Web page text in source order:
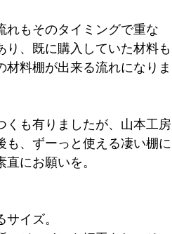
れもそのタイミングで重な
り、既に購入していた材料も
料棚が出来る流れになりま
くも有りましたが、山本工房
、ずーっと使える凄い棚に
にお願いを。
イズ。